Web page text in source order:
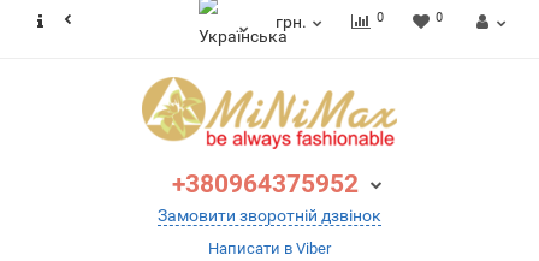
грн. 0 0
+380964375952
Замовити зворотній дзвінок
Написати в Viber